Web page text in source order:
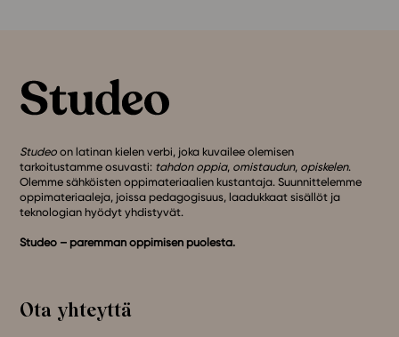
Studeo on latinan kielen verbi, joka kuvailee olemisen
tarkoitustamme osuvasti: tahdon oppia, omistaudun, opiskelen.
Olemme sähköisten oppimateriaalien kustantaja. Suunnittelemme
oppimateriaaleja, joissa pedagogisuus, laadukkaat sisällöt ja
teknologian hyödyt yhdistyvät.
Studeo – paremman oppimisen puolesta.
Ota yhteyttä